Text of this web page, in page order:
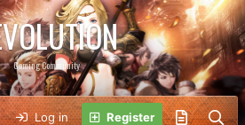
Gaming Community
Log in Register